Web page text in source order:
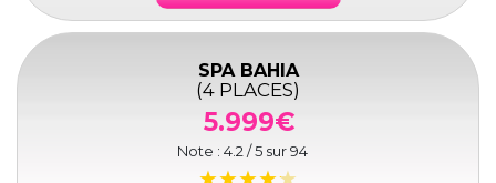
SPA BAHIA
(4 PLACES)
5.999€
Note : 4.2 / 5 sur94